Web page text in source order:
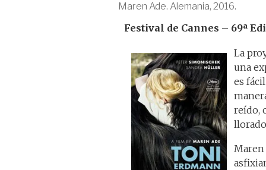
Maren Ade. Alemania, 2016.
Festival de Cannes – 69ª
La
una
es
reído,
Maren